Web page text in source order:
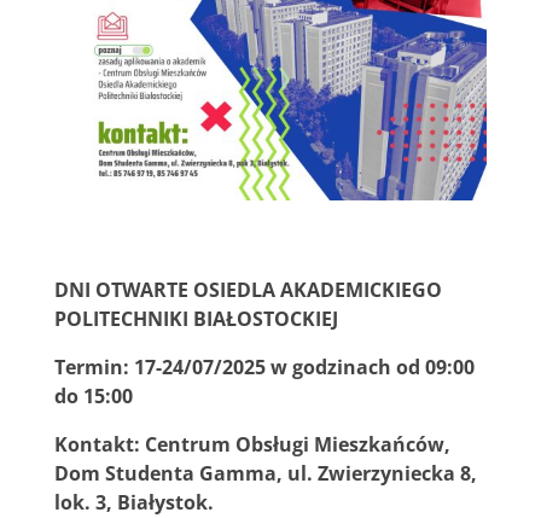
DNI OTWARTE OSIEDLA AKADEMICKIEGO
POLITECHNIKI BIAŁOSTOCKIEJ
Termin: 17-24/07/2025 w godzinach od 09:00
do 15:00
Kontakt: Centrum Obsługi Mieszkańców,
Dom Studenta Gamma, ul. Zwierzyniecka 8,
lok. 3, Białystok.